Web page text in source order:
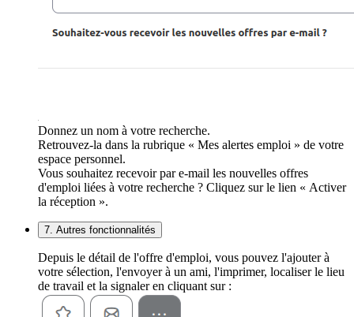
Donnez un nom à votre recherche.
Retrouvez-la dans la rubrique « Mes alertes emploi » de votre
espace personnel.
Vous souhaitez recevoir par e-mail les nouvelles offres
d'emploi liées à votre recherche ? Cliquez sur le lien « Activer
la réception ».
7. Autres fonctionnalités
Depuis le détail de l'offre d'emploi, vous pouvez l'ajouter à
votre sélection, l'envoyer à un ami, l'imprimer, localiser le lieu
de travail et la signaler en cliquant sur :